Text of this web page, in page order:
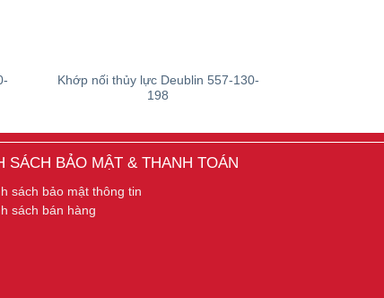
Khớp nối thủy lực Deublin 557-130-
198
SÁCH BẢO MẬT & THANH TOÁN
sách bảo mật thông tin
sách bán hàng